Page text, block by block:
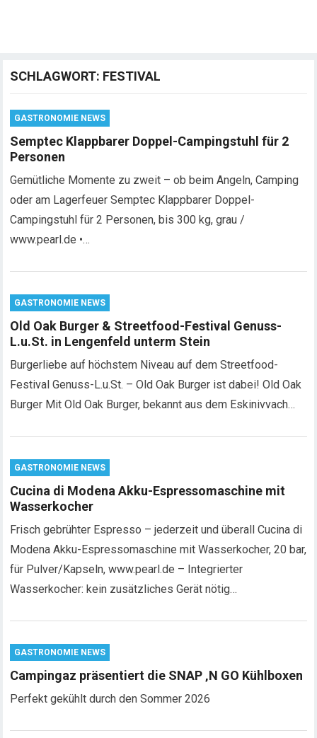
SCHLAGWORT: FESTIVAL
GASTRONOMIE NEWS
Semptec Klappbarer Doppel-Campingstuhl für 2
Personen
Gemütliche Momente zu zweit – ob beim Angeln, Camping
oder am Lagerfeuer Semptec Klappbarer Doppel-
Campingstuhl für 2 Personen, bis 300 kg, grau /
www.pearl.de •…
GASTRONOMIE NEWS
Old Oak Burger & Streetfood-Festival Genuss-
L.u.St. in Lengenfeld unterm Stein
Burgerliebe auf höchstem Niveau auf dem Streetfood-
Festival Genuss-L.u.St. – Old Oak Burger ist dabei! Old Oak
Burger Mit Old Oak Burger, bekannt aus dem Eskinivvach…
GASTRONOMIE NEWS
Cucina di Modena Akku-Espressomaschine mit
Wasserkocher
Frisch gebrühter Espresso – jederzeit und überall Cucina di
Modena Akku-Espressomaschine mit Wasserkocher, 20 bar,
für Pulver/Kapseln, www.pearl.de – Integrierter
Wasserkocher: kein zusätzliches Gerät nötig…
GASTRONOMIE NEWS
Campingaz präsentiert die SNAP ‚N GO Kühlboxen
Perfekt gekühlt durch den Sommer 2026